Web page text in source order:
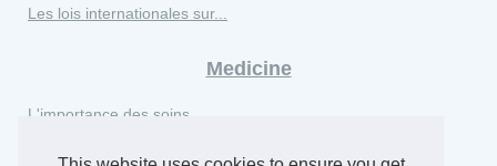
Les lois internationales sur...
Medicine
L'importance des soins...